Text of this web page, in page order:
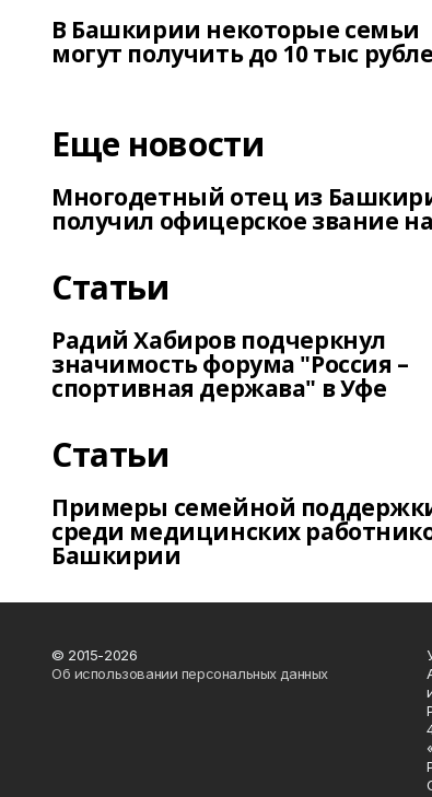
В Башкирии некоторые семьи
могут получить до 10 тыс
Еще новости
Многодетный отец из
получил офицерское звание
Статьи
Радий Хабиров подчеркнул
значимость форума "Россия –
спортивная держава" в Уфе
Статьи
Примеры семейной
среди медицинских
Башкирии
© 2015-2026
Об использовании персональных данных